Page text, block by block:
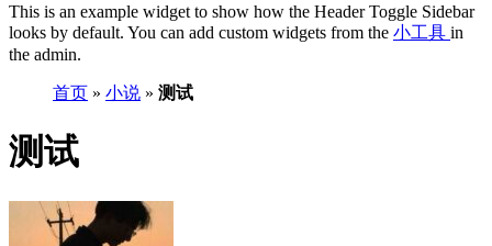
This is an example widget to show how the Header Toggle Sidebar
looks by default. You can add custom widgets from the 小工具 in
the admin.
首页 » 小说 » 测试
测试